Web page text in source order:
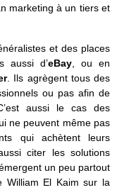
marketing à un tiers et
et des places
aussi d’eBay, ou en
. Ils agrègent tous des
ou pas afin de
aussi le cas des
ne peuvent même pas
qui achètent leurs
citer les solutions
émergent un peu partout
William El Kaim sur la